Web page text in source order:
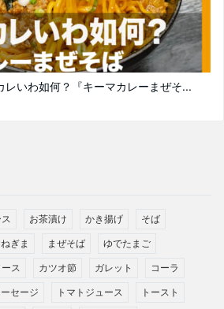
レいわ如何？『キーマカレーまぜそ...
お茶漬け かき揚げ そば
ねぎま まぜそば ゆでたまご
ス カツオ節 ガレット コーラ
セージ トマトジュース トースト